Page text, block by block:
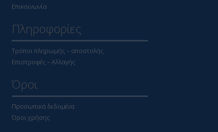
Επικοινωνία
Πληροφορίες
Τρόποι πληρωμής – αποστολής
Επιστροφές – Αλλαγής
Όροι
Προσωπικά δεδομένα
Όροι χρήσης